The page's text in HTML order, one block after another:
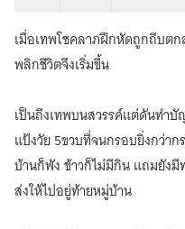
เมื่อเทพโชคลาภฝึกหัดถูกถีบตก
พลิกชีวิตจึงเริ่มขึ้น
เป็นถึงเทพบนสวรรค์แต่ดันทำ
แป้งวัย 5ขวบที่จนกรอบยิ่งกว่าก
บ้านก็พัง ข้าวก็ไม่มีกิน แถมยัง
ส่งให้ไปอยู่ท้ายหมู่บ้าน